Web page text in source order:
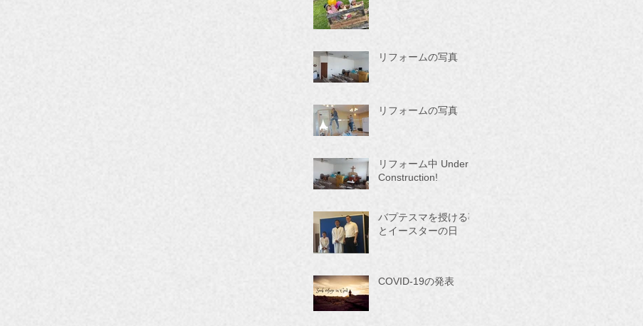
リフォームの写真 ２
リフォームの写真 １
リフォーム中 Under
Construction!
バプテスマを授ける事
とイースターの日
COVID-19の発表